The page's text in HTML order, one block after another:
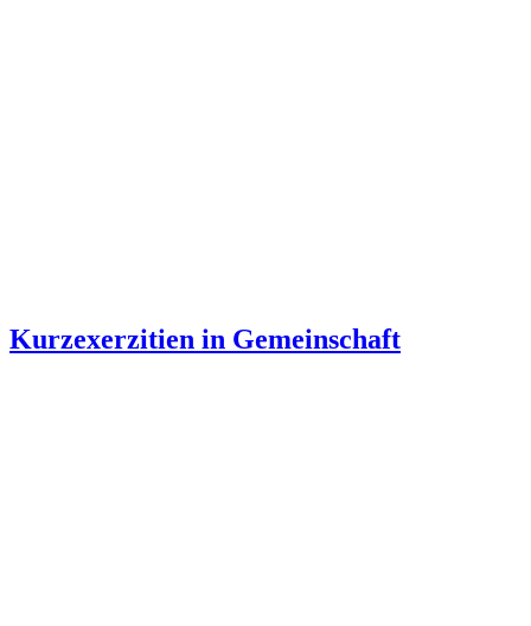
Kurzexerzitien in Gemeinschaft